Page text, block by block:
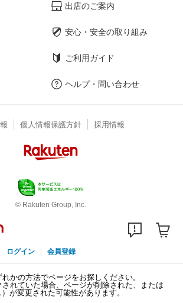
出店のご案内
安心・安全の取り組み
ご利用ガイド
ヘルプ・問い合わせ
個人情報保護方針 採用情報
© Rakuten Group, Inc.
ログイン 会員登録
かの方法でページをお探しください。
れていた場合、ページが削除された、または
が変更された可能性があります。